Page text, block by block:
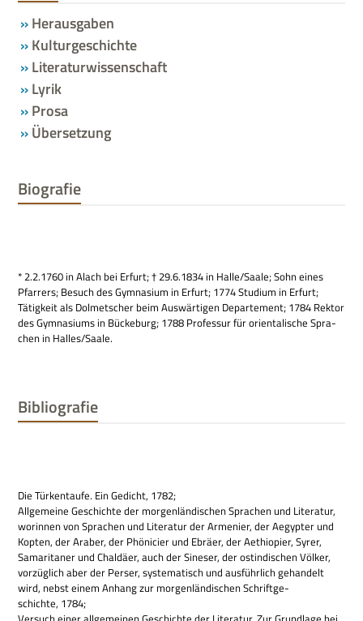
Herausgaben
Kulturgeschichte
Literaturwissenschaft
Lyrik
Prosa
Übersetzung
Biografie
* 2.2.1760 in Alach bei Erfurt; † 29.6.1834 in Halle/Saale; Sohn eines
Pfar­rers; Besuch des Gym­na­sium in Erfurt; 1774 Stu­dium in Erfurt;
Tätig­keit als Dol­met­scher beim Aus­wär­ti­gen Depar­te­ment; 1784 Rek­tor
des Gym­na­si­ums in Bücke­burg; 1788 Pro­fes­sur für ori­en­ta­li­sche Spra­
chen in Halles/Saale.
Bibliografie
Die Tür­ken­taufe. Ein Gedicht, 1782;
All­ge­meine Geschichte der mor­gen­län­di­schen Spra­chen und Lite­ra­tur,
wor­in­nen von Spra­chen und Lite­ra­tur der Arme­nier, der Aegyp­ter und
Kop­ten, der Ara­ber, der Phö­ni­cier und Ebräer, der Aethio­pier, Syrer,
Sama­ri­ta­ner und Chaldäer, auch der Sine­ser, der ost­in­di­schen Völ­ker,
vor­züg­lich aber der Per­ser, syste­ma­tisch und aus­führ­lich gehan­delt
wird, nebst einem Anhang zur mor­gen­län­di­schen Schrift­ge­
schichte, 1784;